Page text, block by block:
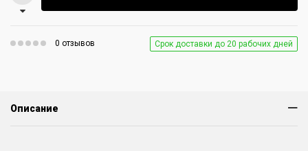
0 отзывов Срок доставки до 20 рабочих дней
Описание